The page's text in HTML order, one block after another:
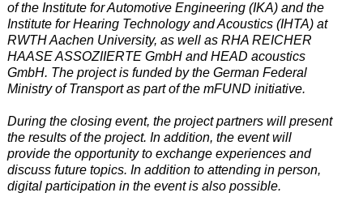
of the Institute for Automotive Engineering (IKA) and the
Institute for Hearing Technology and Acoustics (IHTA) at
RWTH Aachen University, as well as RHA REICHER
HAASE ASSOZIIERTE GmbH and HEAD acoustics
GmbH. The project is funded by the German Federal
Ministry of Transport as part of the mFUND initiative.
During the closing event, the project partners will present
the results of the project. In addition, the event will
provide the opportunity to exchange experiences and
discuss future topics. In addition to attending in person,
digital participation in the event is also possible.